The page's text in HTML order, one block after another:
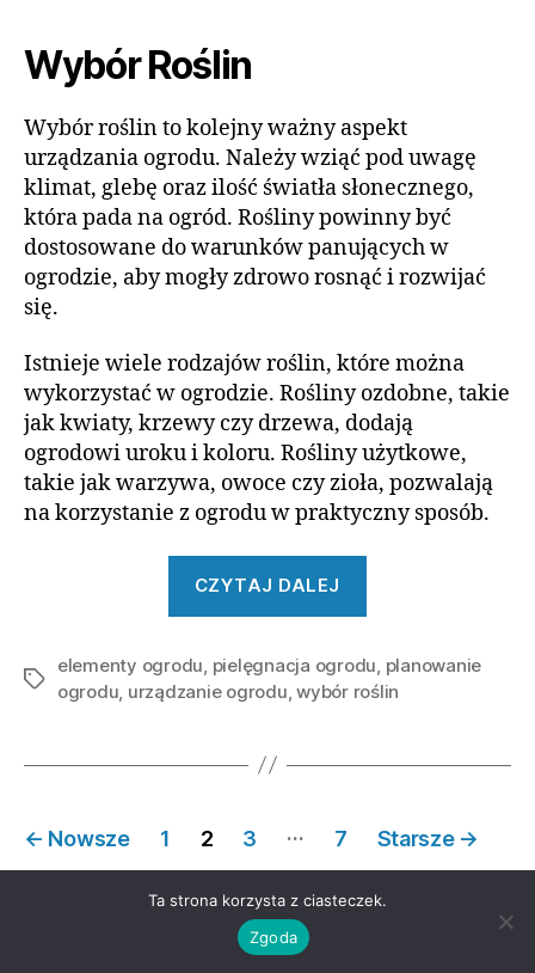
Wybór Roślin
Wybór roślin to kolejny ważny aspekt
urządzania ogrodu. Należy wziąć pod uwagę
klimat, glebę oraz ilość światła słonecznego,
która pada na ogród. Rośliny powinny być
dostosowane do warunków panujących w
ogrodzie, aby mogły zdrowo rosnąć i rozwijać
się.
Istnieje wiele rodzajów roślin, które można
wykorzystać w ogrodzie. Rośliny ozdobne, takie
jak kwiaty, krzewy czy drzewa, dodają
ogrodowi uroku i koloru. Rośliny użytkowe,
takie jak warzywa, owoce czy zioła, pozwalają
na korzystanie z ogrodu w praktyczny sposób.
CZYTAJ DALEJ
Wskazówki”
Tagi
elementy ogrodu pielęgnacja ogrodu planowanie
ogrodu urządzanie ogrodu ,wybór roślin
Stronicowanie
wpisów
← Nowsze 1 2 3 … 7 Starsze →
Ta strona korzysta z ciasteczek.
Zgoda